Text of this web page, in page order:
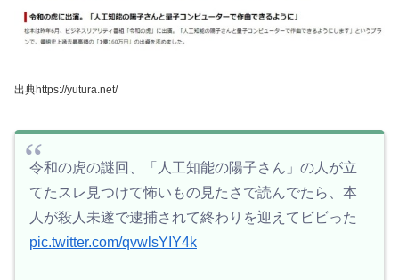
出典https://yutura.net/
令和の虎の謎回、「人工知能の陽子さん」の人が立
てたスレ見つけて怖いもの見たさで読んでたら、本
人が殺人未遂で逮捕されて終わりを迎えてビビった
pic.twitter.com/qvwlsYIY4k